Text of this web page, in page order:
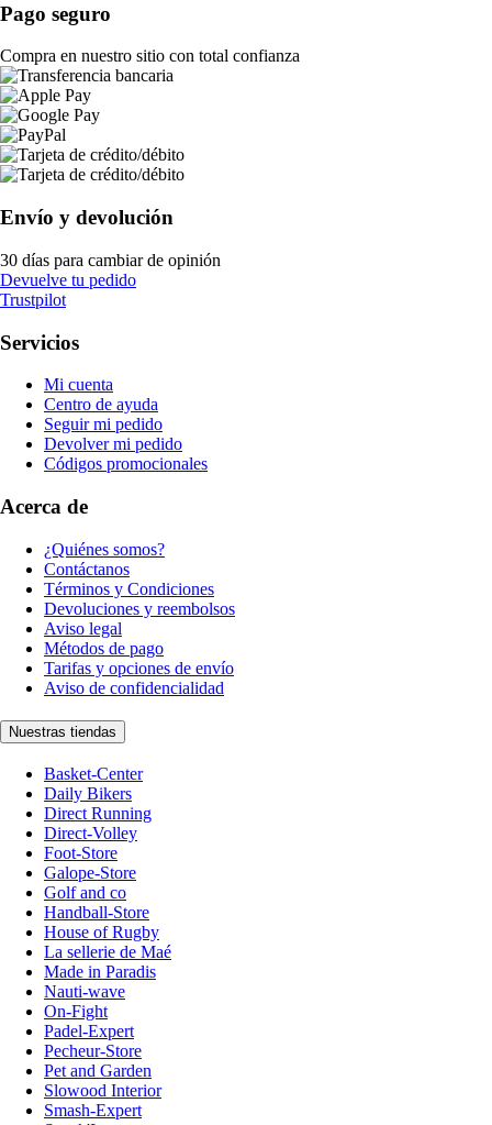
Pago seguro
Compra en nuestro sitio con total confianza
Envío y devolución
30 días para cambiar de opinión
Devuelve tu pedido
Trustpilot
Servicios
Mi cuenta
Centro de ayuda
Seguir mi pedido
Devolver mi pedido
Códigos promocionales
Acerca de
¿Quiénes somos?
Contáctanos
Términos y Condiciones
Devoluciones y reembolsos
Aviso legal
Métodos de pago
Tarifas y opciones de envío
Aviso de confidencialidad
Nuestras tiendas
Basket-Center
Daily Bikers
Direct Running
Direct-Volley
Foot-Store
Galope-Store
Golf and co
Handball-Store
House of Rugby
La sellerie de Maé
Made in Paradis
Nauti-wave
On-Fight
Padel-Expert
Pecheur-Store
Pet and Garden
Slowood Interior
Smash-Expert